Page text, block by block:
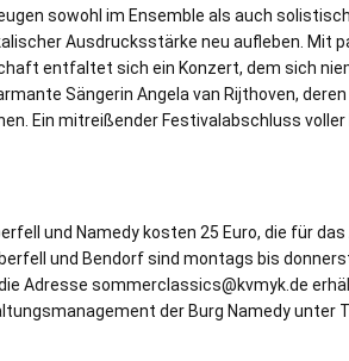
sowohl im Ensemble als auch
Ausdrucksstärke neu aufleben. Mit
entfaltet sich ein Konzert, dem sich
Sängerin Angela van Rijthoven,
Ein mitreißender Festivalabschluss
und Namedy kosten 25 Euro, die für
und Bendorf sind montags bis
Adresse sommerclassics@kvmyk.de
der Burg Namedy unter